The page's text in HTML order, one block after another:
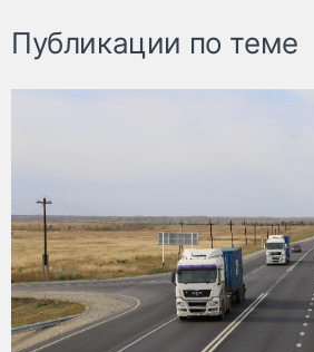
Публикации по теме